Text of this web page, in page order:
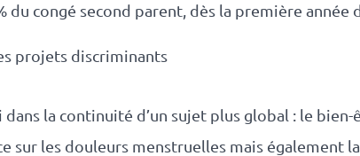
du congé second parent, dès la première année
projets discriminants
la continuité d’un sujet plus global : le
sur les douleurs menstruelles mais également